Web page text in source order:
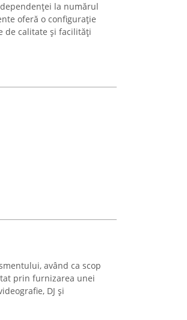
la numărul
oferă o configurație
de calitate și facilități
având ca scop
prin furnizarea unei
DJ și